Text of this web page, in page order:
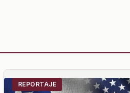
REPORTAJE